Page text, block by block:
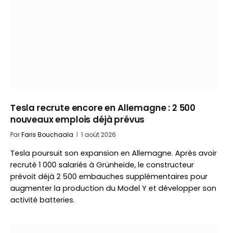
Tesla recrute encore en Allemagne : 2 500
nouveaux emplois déjà prévus
ParFaris Bouchaala 1 août 2026
Tesla poursuit son expansion en Allemagne. Après avoir
recruté 1 000 salariés à Grünheide, le constructeur
prévoit déjà 2 500 embauches supplémentaires pour
augmenter la production du Model Y et développer son
activité batteries.